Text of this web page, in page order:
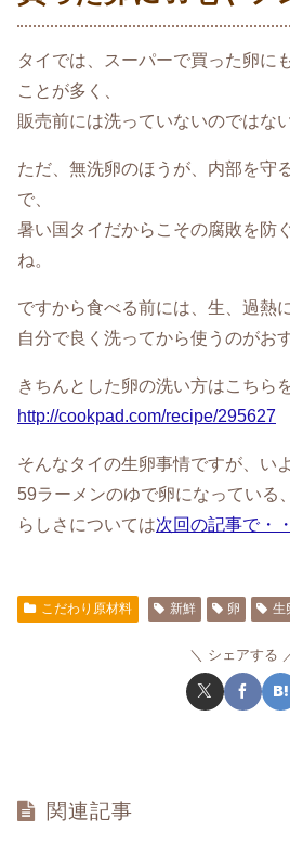
タイでは、スーパーで買った卵に
ことが多く、
販売前には洗っていないのではな
ただ、無洗卵のほうが、内部を守
で、
暑い国タイだからこその腐敗を防
ね。
ですから食べる前には、生、過熱
自分で良く洗ってから使うのがお
きちんとした卵の洗い方はこちら
http://cookpad.com/recipe/295627
そんなタイの生卵事情ですが、い
59ラーメンのゆで卵になっている
らしさについては次回の記事で・・
こだわり原材料 新鮮 卵 生
シェアする
関連記事